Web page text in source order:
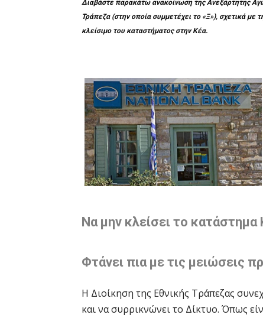
Διαβάστε παρακάτω ανακοίνωση της Ανεξάρτητης
Τράπεζα (στην οποία συμμετέχει το «Ξ»), σχετικά με
κλείσιμο του καταστήματος στην Κέα.
Να μην κλείσει το κατάστημα
Φτάνει πια με τις μειώσεις
Η Διοίκηση της Εθνικής Τράπεζας
και να συρρικνώνει το Δίκτυο. Όπως